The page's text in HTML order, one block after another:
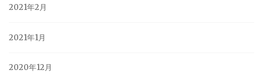
2021年2月
2021年1月
2020年12月